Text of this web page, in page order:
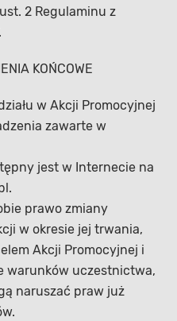
2 Regulaminu z
KOŃCOWE
w Akcji Promocyjnej
zawarte w
jest w Internecie na
prawo zmiany
w okresie jej trwania,
Akcji Promocyjnej i
warunków uczestnictwa,
naruszać praw już